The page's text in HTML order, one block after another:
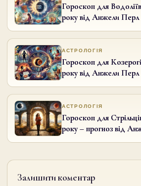
Гороскоп для
року від Анжели Перл
АСТРОЛОГІЯ
Гороскоп для
року від Анжели Перл
АСТРОЛОГІЯ
Гороскоп для
року – прогноз від
Залишити коментар